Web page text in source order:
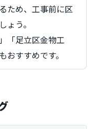
ため、工事前に区
ょう。
「足立区金物工
おすすめです。